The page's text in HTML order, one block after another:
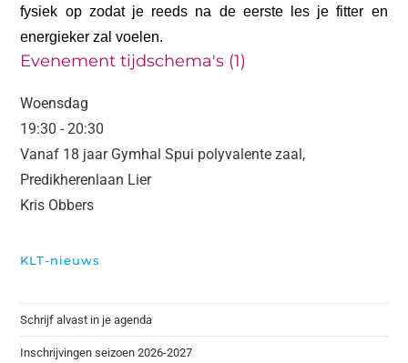
fysiek op zodat je reeds na de eerste les je fitter en
energieker zal voelen.
Evenement tijdschema's (1)
Woensdag
19:30 -20:30
Vanaf 18 jaar Gymhal Spui polyvalente zaal,
Predikherenlaan Lier
Kris Obbers
KLT-nieuws
Schrijf alvast in je agenda
Inschrijvingen seizoen 2026-2027